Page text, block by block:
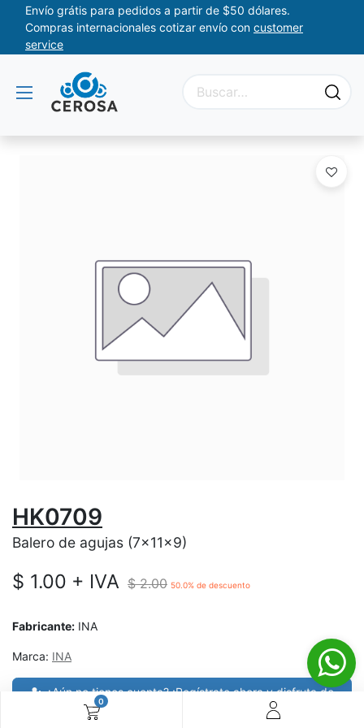
0
Envío grátis para pedidos a partir de $50 dólares.
Compras internacionales cotizar envío con customer
service
HK0709
Balero de agujas (7x11x9)
$ 1.00 + IVA $2.00 50.0% de descuento
Fabricante: INA
Marca: INA
¿Aún no tienes cuenta? ¡Regístrate ahora y disfruta de
precios especiales en tus compras! 🚀